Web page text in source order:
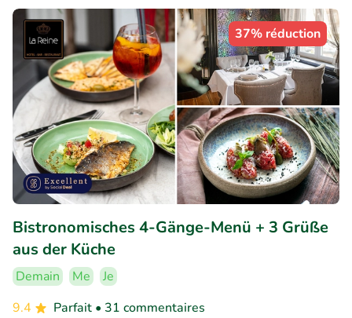
37% réduction
Bistronomisches 4-Gänge-Menü + 3 Grüße
aus der Küche
Demain Me
Je
9.4
Parfait • 31 commentaires